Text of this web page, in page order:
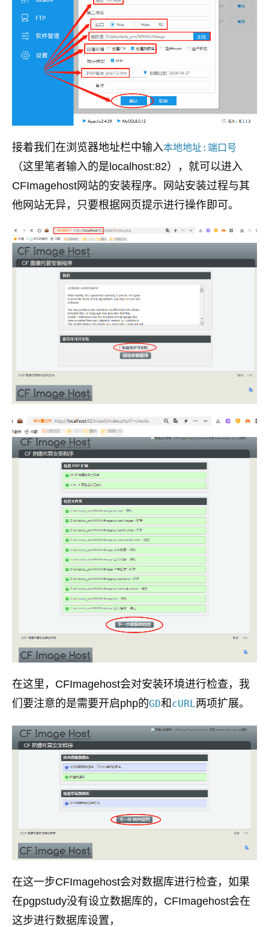
接着我们在浏览器地址栏中输入本地地址:端口号
（这里笔者输入的是localhost:82），就可以进入
CFImagehost网站的安装程序。网站安装过程与其
他网站无异，只要根据网页提示进行操作即可。
在这里，CFImagehost会对安装环境进行检查，我
们要注意的是需要开启php的GD和 cURL两项扩展。
在这一步CFImagehost会对数据库进行检查，如果
在pgpstudy没有设立数据库的，CFImagehost会在
这步进行数据库设置，